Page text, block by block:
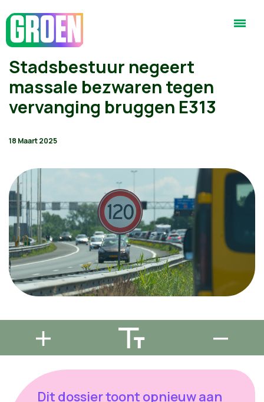
Stadsbestuur negeert
massale bezwaren tegen
vervanging bruggen E313
18 Maart 2025
Dit dossier toont opnieuw aan